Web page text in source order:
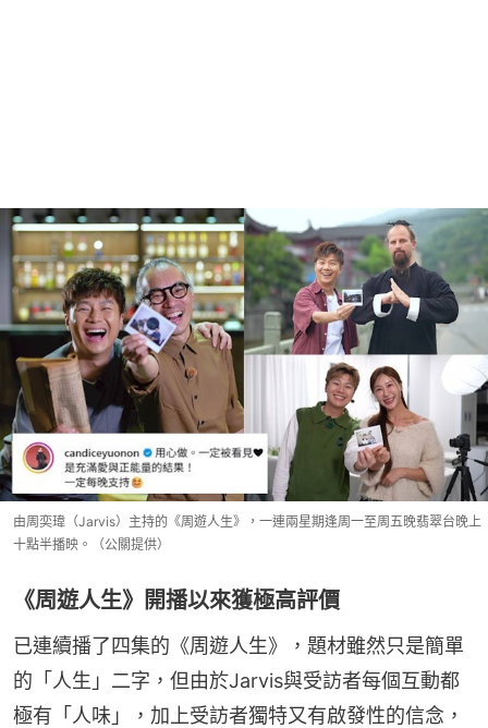
由周奕瑋（Jarvis）主持的《周遊人生》，一連兩星期逢周一至周五晚翡翠台晚上
十點半播映。（公關提供）
《周遊人生》開播以來獲極高評價
已連續播了四集的《周遊人生》，題材雖然只是簡單
的「人生」二字，但由於Jarvis與受訪者每個互動都
極有「人味」，加上受訪者獨特又有啟發性的信念，